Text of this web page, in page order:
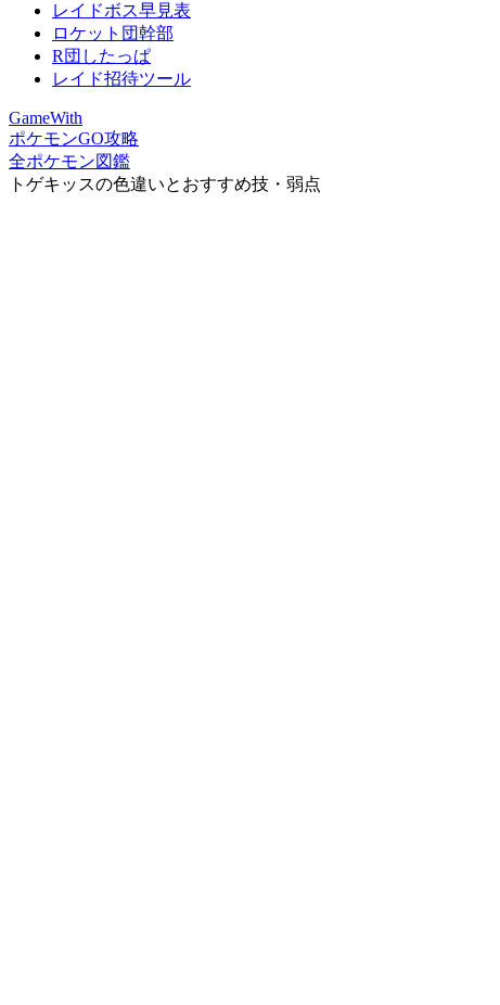
レイドボス早見表
ロケット団幹部
R団したっぱ
レイド招待ツール
GameWith
ポケモンGO攻略
全ポケモン図鑑
トゲキッスの色違いとおすすめ技・弱点